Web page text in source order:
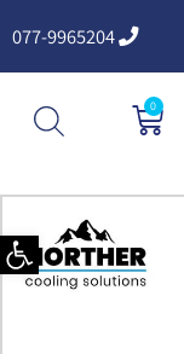
פתח
077-9965204
0
עגלת